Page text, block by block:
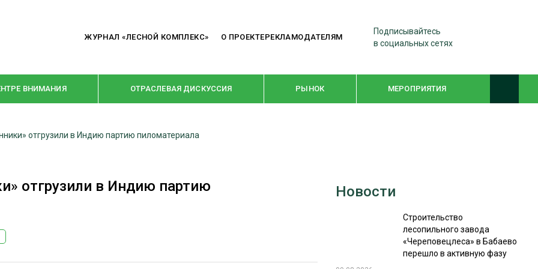
ЖУРНАЛ «ЛЕСНОЙ КОМПЛЕКС» О ПРОЕКТЕРЕКЛАМОДАТЕЛЯМ
Подписывайтесь
в социальных сетях
ВНИМАНИЯ ОТРАСЛЕВАЯ ДИСКУССИЯ РЫНОК МЕРОПРИЯТИЯ
РУБРИКИ
КРУПНЫМ ПЛАНОМ WOODEX-2021
СУШКА ДРЕВЕСИНЫ
отгрузили в Индию партию пиломатериала
отгрузили в Индию партию
Новости
Строительство
лесопильного завода
«Череповецлеса» в Бабаево
перешло в активную фазу